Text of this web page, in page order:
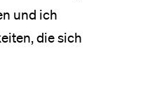
und ich
die sich